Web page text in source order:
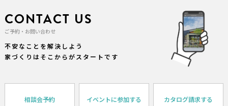
CONTACT US
ご予約・お問い合わせ
不安なことを解決しよう
家づくりはそこからがスタートです
相談会予約 イベントに参加する カタログ請求する